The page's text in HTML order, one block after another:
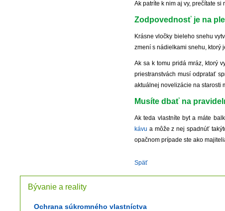
Ak patríte k nim aj vy, prečítate
Zodpovednosť je na
Krásne vločky bieleho snehu
zmení s nádielkami snehu, ktorý
Ak sa k tomu pridá mráz, ktorý
priestranstvách musí odpratať
aktuálnej novelizácie na starosti
Musíte dbať na
Ak teda vlastníte byt a máte
kávu a môže z nej spadnúť
opačnom prípade ste ako
Späť
Bývanie a reality
Ochrana súkromného vlastníctva